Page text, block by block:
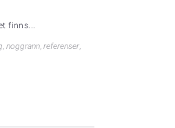
finns...
, noggrann, referenser,